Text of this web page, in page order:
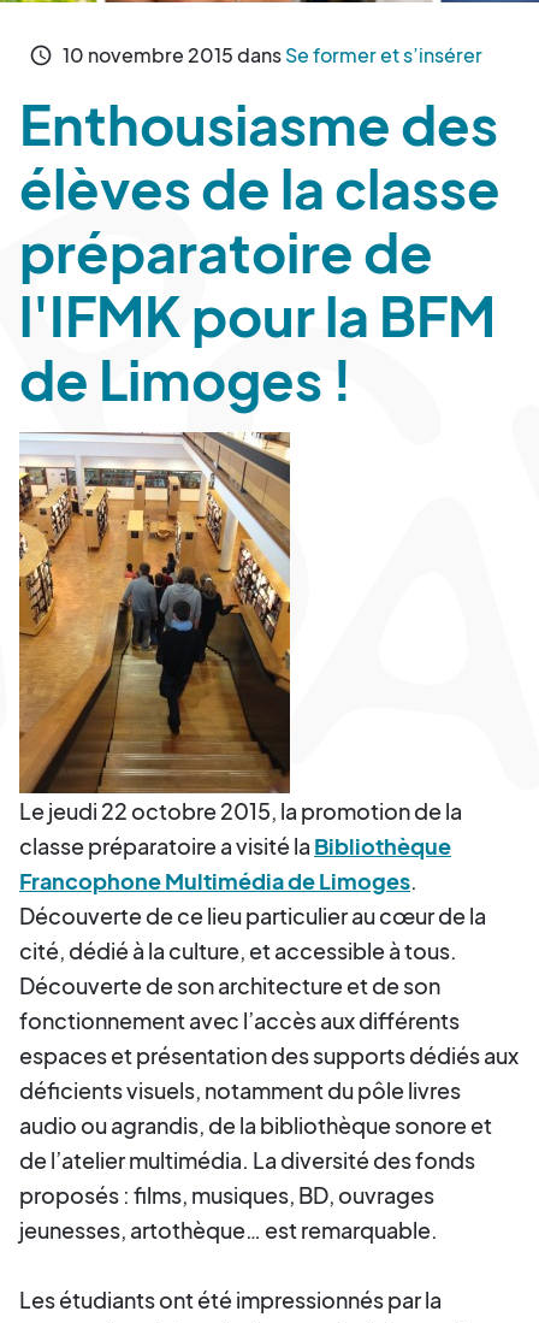
schedule 10 novembre 2015dansSe former et s’insérer
Enthousiasme des
élèves de la classe
préparatoire de
l'IFMK pour la BFM
de Limoges !
Le jeudi 22 octobre 2015, la promotion de la
classe préparatoire a visité la Bibliothèque
Francophone Multimédia de Limoges.
Découverte de ce lieu particulier au cœur de la
cité, dédié à la culture, et accessible à tous.
Découverte de son architecture et de son
fonctionnement avec l’accès aux différents
espaces et présentation des supports dédiés aux
déficients visuels, notamment du pôle livres
audio ou agrandis, de la bibliothèque sonore et
de l’atelier multimédia. La diversité des fonds
proposés : films, musiques, BD, ouvrages
jeunesses, artothèque… est remarquable.
Les étudiants ont été impressionnés par la